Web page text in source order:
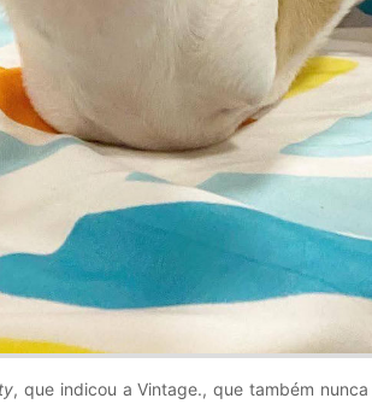
, que indicou a Vintage., que também